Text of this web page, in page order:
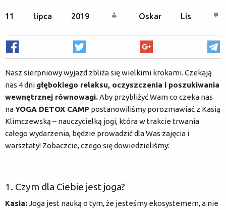
O nas
Czym jest dieta sokowa?
Metoda COLD PRESS
Najczęstsze pytania
Karty podarunkowe
Rejestracja / logowanie
11 lipca 2019 Oskar Lis
Nasz sierpniowy wyjazd zbliża się wielkimi krokami. Czekają
nas 4 dni głębokiego relaksu, oczyszczenia i poszukiwania
wewnętrznej równowagi.Aby przybliżyć Wam co czeka nas
naYOGA DETOX CAMP postanowiliśmy porozmawiać z Kasią
Klimczewską – nauczycielką jogi, która w trakcie trwania
całego wydarzenia, będzie prowadzić dla Was zajęcia i
warsztaty! Zobaczcie, czego się dowiedzieliśmy:
1. Czym dla Ciebie jest joga?
Kasia:Joga jest nauką o tym, że jesteśmy ekosystemem, a nie